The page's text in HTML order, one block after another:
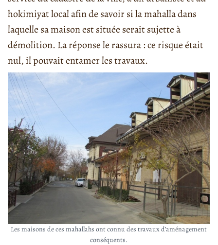
hokimiyat local afin de savoir si la mahalla dans
laquelle sa maison est située serait sujette à
démolition. La réponse le rassura : ce risque était
nul, il pouvait entamer les travaux.
Les maisons de ces mahallahs ont connu des travaux d’aménagement
conséquents.